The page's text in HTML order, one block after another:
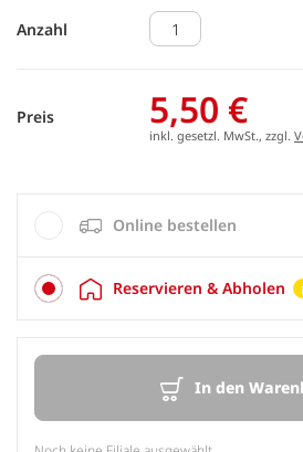
Anzahl
Preis 5,50 €
inkl. gesetzl. MwSt., zzgl.
Online bestellen
Reservieren & Abholen
In den